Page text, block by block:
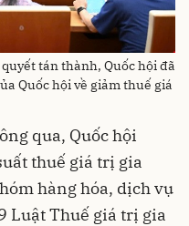
tán thành, Quốc hội đã
Quốc hội về giảm thuế giá
qua, Quốc hội
thuế giá trị gia
hàng hóa, dịch vụ
Luật Thuế giá trị gia